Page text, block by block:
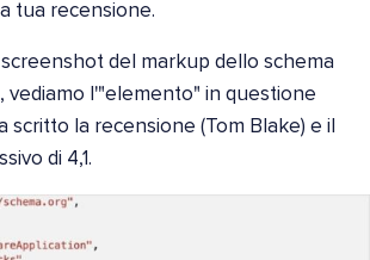
tua recensione.
del markup dello schema
vediamo l'"elemento" in questione
scritto la recensione (Tom Blake) e il
di 4,1.